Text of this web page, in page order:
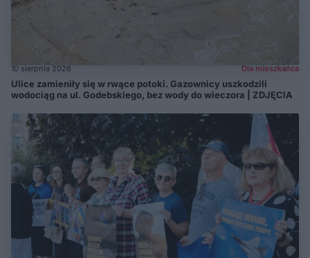
10 sierpnia 2026 Dla mieszkańca
Ulice zamieniły się w rwące potoki. Gazownicy uszkodzili
wodociąg na ul. Godebskiego, bez wody do wieczora | ZDJĘCIA